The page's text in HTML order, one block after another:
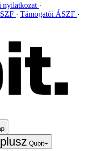
nyilatkozat
Támogatói ÁSZF
Qubit+